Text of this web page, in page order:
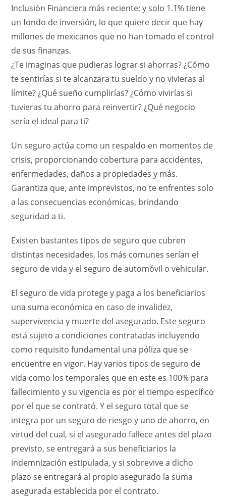
Inclusión Financiera más reciente; y solo 1.1% tiene
un fondo de inversión, lo que quiere decir que hay
millones de mexicanos que no han tomado el control
de sus finanzas.
¿Te imaginas que pudieras lograr si ahorras? ¿Cómo
te sentirías si te alcanzara tu sueldo y no vivieras al
límite? ¿Qué sueño cumplirías? ¿Cómo vivirías si
tuvieras tu ahorro para reinvertir? ¿Qué negocio
sería el ideal para ti?
Un seguro actúa como un respaldo en momentos de
crisis, proporcionando cobertura para accidentes,
enfermedades, daños a propiedades y más.
Garantiza que, ante imprevistos, no te enfrentes solo
a las consecuencias económicas, brindando
seguridad a ti.
Existen bastantes tipos de seguro que cubren
distintas necesidades, los más comunes serían el
seguro de vida y el seguro de automóvil o vehicular.
El seguro de vida protege y paga a los beneficiarios
una suma económica en caso de invalidez,
supervivencia y muerte del asegurado. Este seguro
está sujeto a condiciones contratadas incluyendo
como requisito fundamental una póliza que se
encuentre en vigor. Hay varios tipos de seguro de
vida como los temporales que en este es 100% para
fallecimiento y su vigencia es por el tiempo específico
por el que se contrató. Y el seguro total que se
integra por un seguro de riesgo y uno de ahorro, en
virtud del cual, si el asegurado fallece antes del plazo
previsto, se entregará a sus beneficiarios la
indemnización estipulada, y si sobrevive a dicho
plazo se entregará al propio asegurado la suma
asegurada establecida por el contrato.